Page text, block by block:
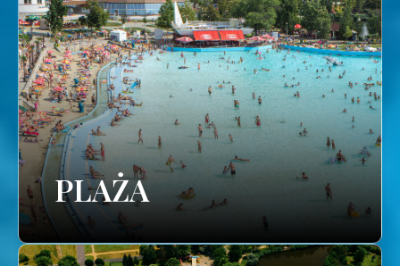
PLAŻA